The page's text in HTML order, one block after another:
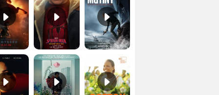
Les Silences de Riyad Bande-annonce VO STFR Cotton Queen Bande-annonce VO STFR